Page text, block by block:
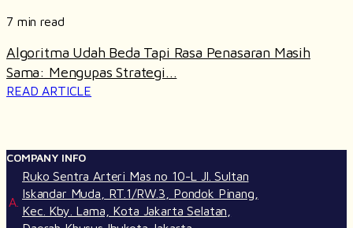
7 min read
Algoritma Udah Beda Tapi Rasa Penasaran Masih
Sama: Mengupas Strategi...
READ ARTICLE
COMPANY INFO
A.
Ruko Sentra Arteri Mas no 10-L Jl. Sultan
Iskandar Muda, RT.1/RW.3, Pondok Pinang,
Kec. Kby. Lama, Kota Jakarta Selatan,